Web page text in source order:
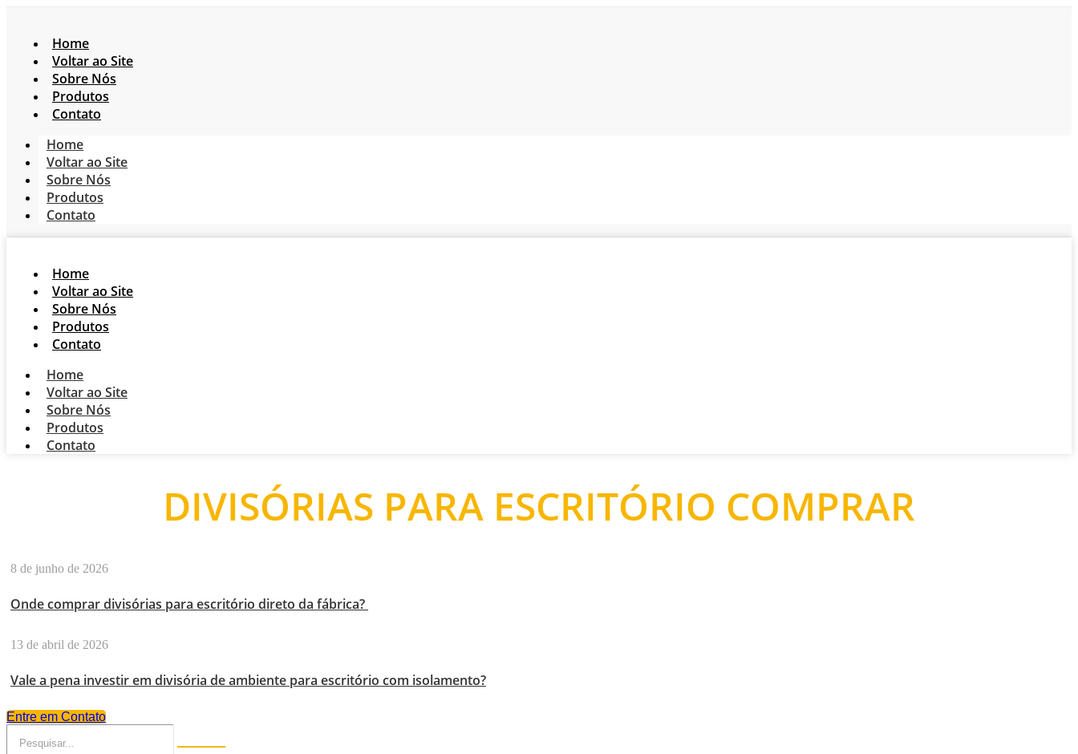
Home
Voltar ao Site
Sobre Nós
Produtos
Contato
Home
Voltar ao Site
Sobre Nós
Produtos
Contato
Home
Voltar ao Site
Sobre Nós
Produtos
Contato
Home
Voltar ao Site
Sobre Nós
Produtos
Contato
DIVISÓRIAS PARA ESCRITÓRIO COMPRAR
8 de junho de 2026
Onde comprar divisórias para escritório direto da fábrica?
13 de abril de 2026
Vale a pena investir em divisória de ambiente para escritório com isolamento?
Entre em Contato